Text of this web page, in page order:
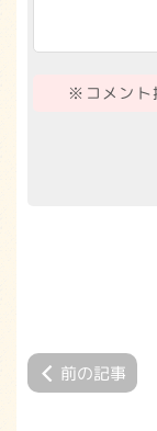
※コメント
前の記事